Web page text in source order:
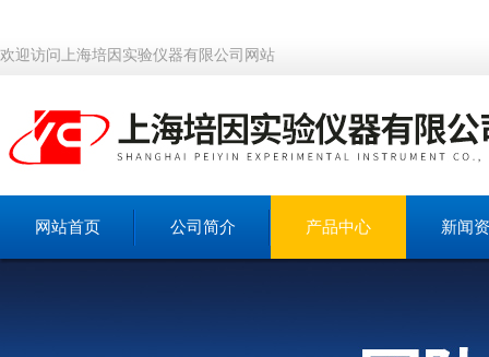
欢迎访问上海培因实验仪器有限公司网站
网站首页 公司简介 产品中心 新闻